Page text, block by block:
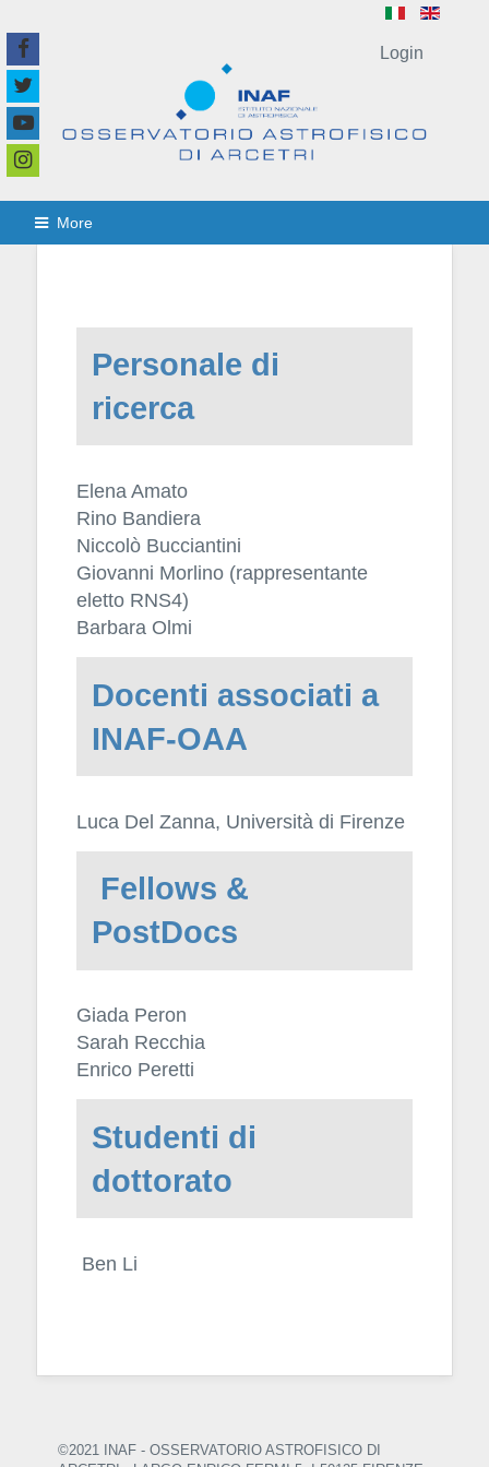
More
Personale di
ricerca
Elena Amato
Rino Bandiera
Niccolò Bucciantini
Giovanni Morlino (rappresentante
eletto RNS4)
Barbara Olmi
Docenti associati a
INAF-OAA
Luca Del Zanna, Università di Firenze
Fellows &
PostDocs
Giada Peron
Sarah Recchia
Enrico Peretti
Studenti di
dottorato
Ben Li
©2021 INAF - OSSERVATORIO ASTROFISICO DI
Login